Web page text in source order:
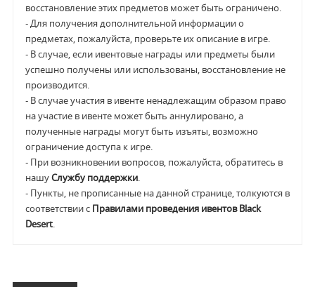
восстановление этих предметов может быть ограничено.
- Для получения дополнительной информации о
предметах, пожалуйста, проверьте их описание в игре.
- В случае, если ивентовые награды или предметы были
успешно получены или использованы, восстановление не
производится.
- В случае участия в ивенте ненадлежащим образом право
на участие в ивенте может быть аннулировано, а
полученные награды могут быть изъяты, возможно
ограничение доступа к игре.
- При возникновении вопросов, пожалуйста, обратитесь в
нашуСлужбу поддержки.
- Пункты, не прописанные на данной странице, толкуются в
соответствии с Правилами проведения ивентов Black
Desert.